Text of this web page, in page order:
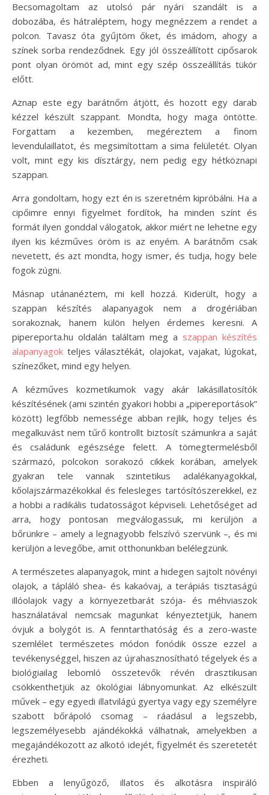
Becsomagoltam az utolsó pár nyári szandált is a
dobozába, és hátraléptem, hogy megnézzem a rendet a
polcon. Tavasz óta gyűjtöm őket, és imádom, ahogy a
színek sorba rendeződnek. Egy jól összeállított cipősarok
pont olyan örömöt ad, mint egy szép összeállítás tükör
előtt.
Aznap este egy barátnőm átjött, és hozott egy darab
kézzel készült szappant. Mondta, hogy maga öntötte.
Forgattam a kezemben, megéreztem a finom
levendulaillatot, és megsimítottam a sima felületét. Olyan
volt, mint egy kis dísztárgy, nem pedig egy hétköznapi
szappan.
Arra gondoltam, hogy ezt én is szeretném kipróbálni. Ha a
cipőimre ennyi figyelmet fordítok, ha minden színt és
formát ilyen gonddal válogatok, akkor miért ne lehetne egy
ilyen kis kézműves öröm is az enyém. A barátnőm csak
nevetett, és azt mondta, hogy ismer, és tudja, hogy bele
fogok zúgni.
Másnap utánanéztem, mi kell hozzá. Kiderült, hogy a
szappan készítés alapanyagok nem a drogériában
sorakoznak, hanem külön helyen érdemes keresni. A
pipereporta.hu oldalán találtam meg a szappan készítés
alapanyagok teljes választékát, olajokat, vajakat, lúgokat,
színezőket, mind egy helyen.
A kézműves kozmetikumok vagy akár lakásillatosítók
készítésének (ami szintén gyakori hobbi a „pipereportások”
között) legfőbb nemessége abban rejlik, hogy teljes és
megalkuvást nem tűrő kontrollt biztosít számunkra a saját
és családunk egészsége felett. A tömegtermelésből
származó, polcokon sorakozó cikkek korában, amelyek
gyakran tele vannak szintetikus adalékanyagokkal,
kőolajszármazékokkal és felesleges tartósítószerekkel, ez
a hobbi a radikális tudatosságot képviseli. Lehetőséget ad
arra, hogy pontosan megválogassuk, mi kerüljön a
bőrünkre – amely a legnagyobb felszívó szervünk –, és mi
kerüljön a levegőbe, amit otthonunkban belélegzünk.
A természetes alapanyagok, mint a hidegen sajtolt növényi
olajok, a tápláló shea- és kakaóvaj, a terápiás tisztaságú
illóolajok vagy a környezetbarát szója- és méhviaszok
használatával nemcsak magunkat kényeztetjük, hanem
óvjuk a bolygót is. A fenntarthatóság és a zero-waste
szemlélet természetes módon fonódik össze ezzel a
tevékenységgel, hiszen az újrahasznosítható tégelyek és a
biológiailag lebomló összetevők révén drasztikusan
csökkenthetjük az ökológiai lábnyomunkat. Az elkészült
művek – egy egyedi illatvilágú gyertya vagy egy személyre
szabott bőrápoló csomag – ráadásul a legszebb,
legszemélyesebb ajándékokká válhatnak, amelyekben a
megajándékozott az alkotó idejét, figyelmét és szeretetét
érezheti.
Ebben a lenyűgöző, illatos és alkotásra inspiráló